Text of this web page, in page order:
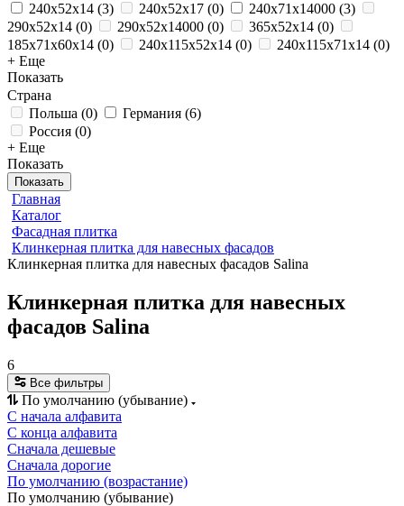
240х52х14 (3) 240х52х17 (0) 240х71х14000 (3)
290x52x14 (0) 290х52х14000 (0) 365x52x14 (0)
185х71х60х14 (0) 240x115x52x14 (0) 240x115x71x14 (0)
+ Еще
Показать
Страна
Польша (0) Германия (6)
Россия (0)
+ Еще
Показать
Показать
Главная
Каталог
Фасадная плитка
Клинкерная плитка для навесных фасадов
Клинкерная плитка для навесных фасадов Salina
Клинкерная плитка для навесных
фасадов Salina
6
Все фильтры
По умолчанию (убывание)
С начала алфавита
С конца алфавита
Сначала дешевые
Сначала дорогие
По умолчанию (возрастание)
По умолчанию (убывание)